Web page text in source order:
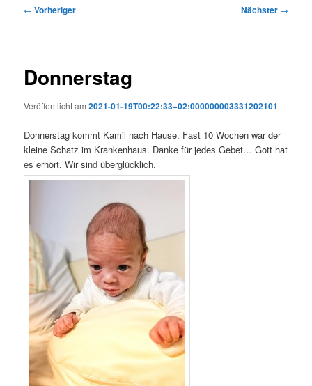
Beitragsnavigation
← Vorheriger Nächster →
Donnerstag
Veröffentlicht am2021-01-19T00:22:33+02:000000003331202101
Donnerstag kommt Kamil nach Hause. Fast 10 Wochen war der
kleine Schatz im Krankenhaus. Danke für jedes Gebet… Gott hat
es erhört. Wir sind überglücklich.